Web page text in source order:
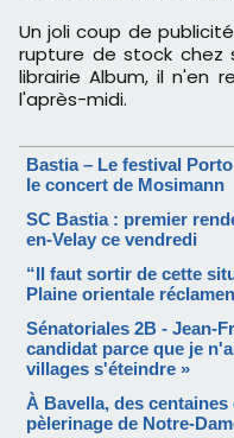
Un joli coup de
rupture de stock chez
librairie Album, il n'en
l'après-midi.
Bastia – Le festival
le concert de Mosimann
SC Bastia : premier
en-Velay ce vendredi
“Il faut sortir de cette
Plaine orientale
Sénatoriales 2B - Jean-
candidat parce que je
villages s'éteindre »
À Bavella, des
pèlerinage de Notre-